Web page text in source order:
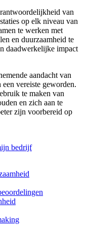
van
op elk niveau van
te werken met
en duurzaamheid te
daadwerkelijke impact
aandacht van
vereiste geworden.
te maken van
en zich aan te
zijn voorbereid op
bedrijf